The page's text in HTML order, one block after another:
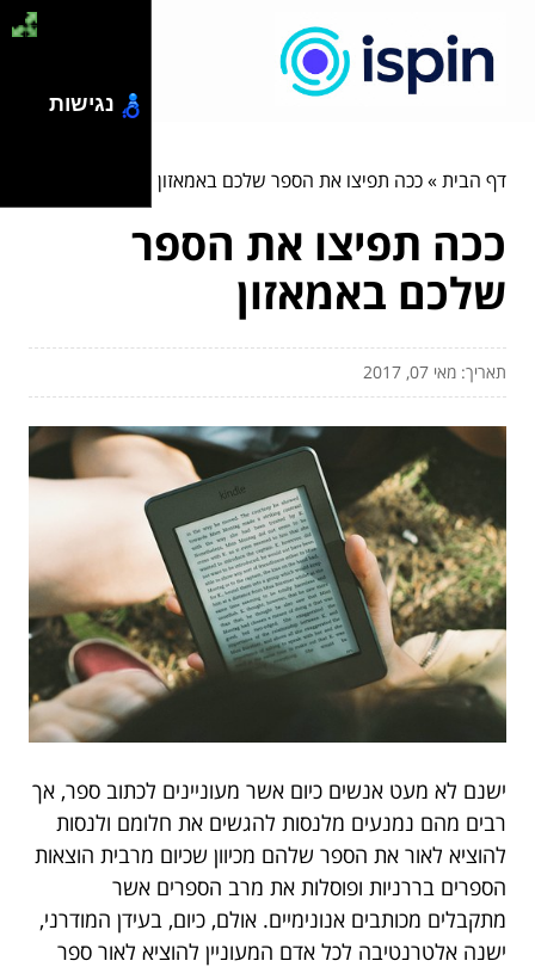
דף הבית»ככה תפיצו את הספר שלכם באמאזון
ככה תפיצו את הספר
שלכם באמאזון
תאריך: מאי 07, 2017
ישנם לא מעט אנשים כיום אשר מעוניינים לכתוב ספר, אך
רבים מהם נמנעים מלנסות להגשים את חלומם ולנסות
להוציא לאור את הספר שלהם מכיוון שכיום מרבית הוצאות
הספרים בררניות ופוסלות את מרב הספרים אשר
מתקבלים מכותבים אנונימיים. אולם, כיום, בעידן המודרני,
ישנה אלטרנטיבה לכל אדם המעוניין להוציא לאור ספר
נגישות